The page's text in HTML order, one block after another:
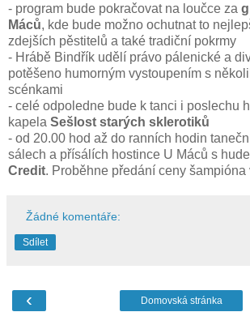
- program bude pokračovat na loučce za
Máců, kde bude možno ochutnat to
zdejších pěstitelů a také tradiční pokrmy
- Hrábě Bindřík udělí právo pálenické a
potěšeno humorným vystoupením s
scénkami
- celé odpoledne bude k tanci i poslechu
kapela Sešlost starých sklerotiků
- od 20.00 hod až do ranních hodin
sálech a přísálích hostince U Máců s
Credit. Proběhne předání ceny
Žádné komentáře:
Sdílet
‹ Domovská stránka